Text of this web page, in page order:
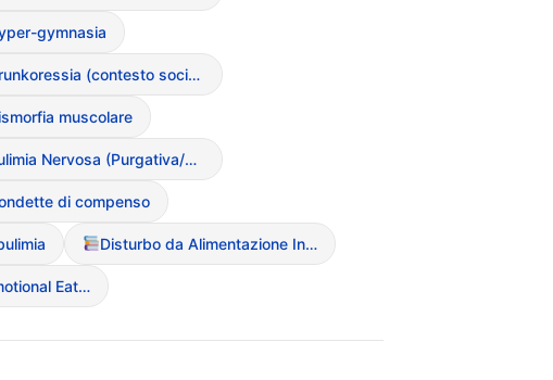
gymnasia
Drunkoressia (contesto sociale)
muscolare
Bulimia Nervosa (Purgativa/Non Purgativa)
di compenso
Disturbo da Alimentazione Incontrollata (BED)
Fame Emotiva (Emotional Eating